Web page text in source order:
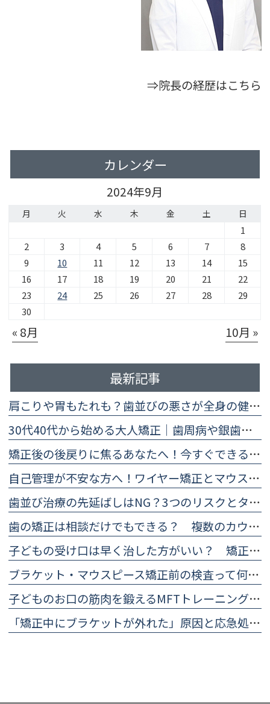
⇒院長の経歴はこちら
カレンダー
2024年9月
月 火 水 木 金 土 日
1
2
3 4 5 6 7
8
9
10 11 12 13 14
15
16
17 18 19 20 21
22
23
24 25 26 27 28
29
30
« 8月 10月 »
最新記事
肩こりや胃もたれも？歯並びの悪さが全身の健康に及ぼす5つの影響
30代40代から始める大人矯正｜歯周病や銀歯があっても大丈夫？
矯正後の後戻りに焦るあなたへ！今すぐできる予防法と再治療の目安
自己管理が不安な方へ！ワイヤー矯正とマウスピース矯正の違い比較
歯並び治療の先延ばしはNG？3つのリスクとタイミングを医師が解説
歯の矯正は相談だけでもできる？ 複数のカウンセリングを受けるメリットとは
子どもの受け口は早く治した方がいい？ 矯正した方がいいと言われる理由
ブラケット・マウスピース矯正前の検査って何をする？ 治療計画に欠かせない精密検査について
子どものお口の筋肉を鍛えるMFTトレーニング（口腔筋機能療法）のやり方
「矯正中にブラケットが外れた」原因と応急処置・歯科医院に行くまでの対処法